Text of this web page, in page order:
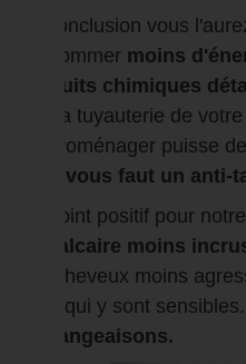
En conclusion vous
consommer moins
produits chimiques
que la tuyauterie de
électroménager puisse
il vous faut un anti-
Un point positif pour
un calcaire moins
des cheveux moins
ceux qui y sont
démangeaisons.